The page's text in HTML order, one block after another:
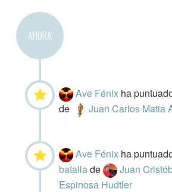
AHORA
Ave Fénix ha
de
Juan Carlos Matia
Ave Fénix ha
batallade
Juan
Espinosa Hudtler